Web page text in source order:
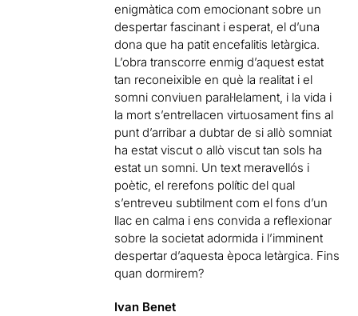
enigmàtica com emocionant sobre un
despertar fascinant i esperat, el d’una
dona que ha patit encefalitis letàrgica.
L’obra transcorre enmig d’aquest estat
tan reconeixible en què la realitat i el
somni conviuen paral·lelament, i la vida i
la mort s’entrellacen virtuosament fins al
punt d’arribar a dubtar de si allò somniat
ha estat viscut o allò viscut tan sols ha
estat un somni. Un text meravellós i
poètic, el rerefons polític del qual
s’entreveu subtilment com el fons d’un
llac en calma i ens convida a reflexionar
sobre la societat adormida i l’imminent
despertar d’aquesta època letàrgica. Fins
quan dormirem?
Ivan Benet